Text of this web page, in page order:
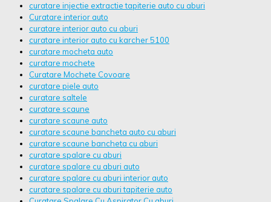
curatare injectie extractie tapiterie auto cu aburi
Curatare interior auto
curatare interior auto cu aburi
curatare interior auto cu karcher 5100
curatare mocheta auto
curatare mochete
Curatare Mochete Covoare
curatare piele auto
curatare saltele
curatare scaune
curatare scaune auto
curatare scaune bancheta auto cu aburi
curatare scaune bancheta cu aburi
curatare spalare cu aburi
curatare spalare cu aburi auto
curatare spalare cu aburi interior auto
curatare spalare cu aburi tapiterie auto